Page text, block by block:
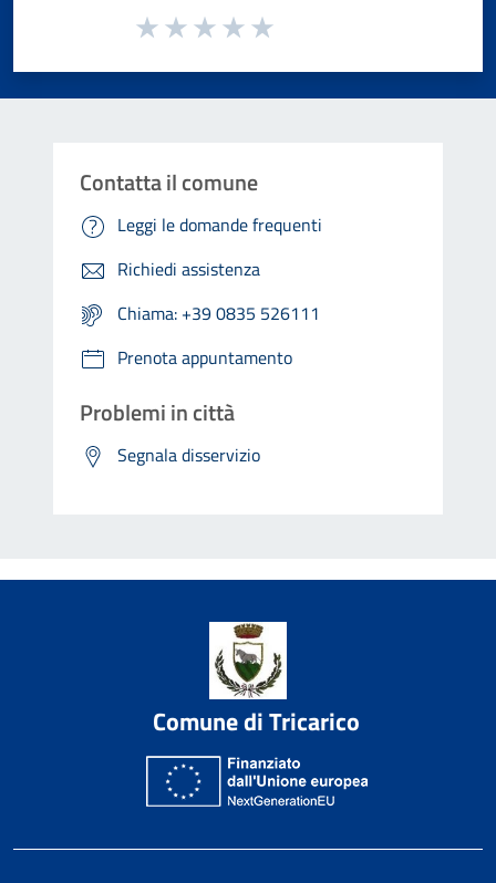
Valuta da 1 a 5 stelle la pagina
Contatta il comune
Leggi le domande frequenti
Richiedi assistenza
Chiama: +39 0835 526111
Prenota appuntamento
Problemi in città
Segnala disservizio
Comune di Tricarico